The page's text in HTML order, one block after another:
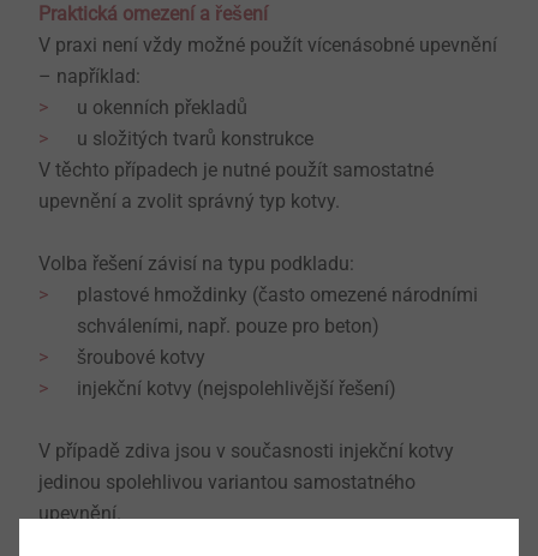
Praktická omezení a řešení
V praxi není vždy možné použít vícenásobné upevnění
– například:
u okenních překladů
u složitých tvarů konstrukce
V těchto případech je nutné použít samostatné
upevnění a zvolit správný typ kotvy.
Volba řešení závisí na typu podkladu:
plastové hmoždinky (často omezené národními
schváleními, např. pouze pro beton)
šroubové kotvy
injekční kotvy (nejspolehlivější řešení)
V případě zdiva jsou v současnosti injekční kotvy
jedinou spolehlivou variantou samostatného
upevnění.